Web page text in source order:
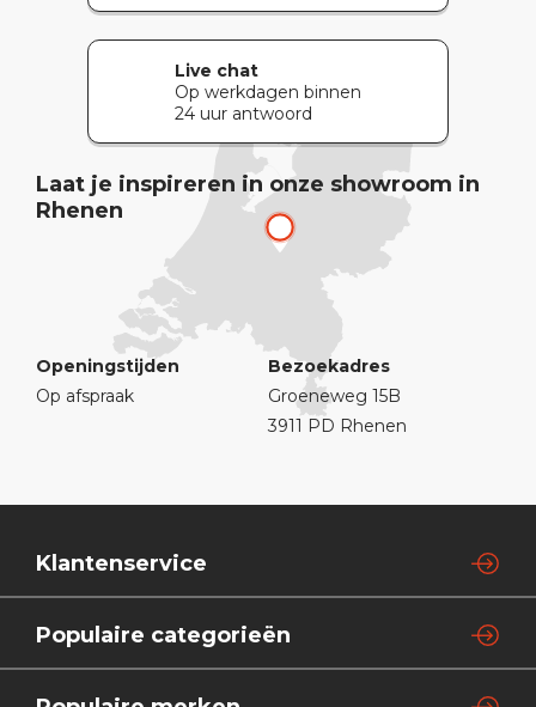
Live chat
Op werkdagen binnen
24 uur antwoord
Laat je inspireren in onze showroom in
Rhenen
Openingstijden
Op afspraak
Bezoekadres
Groeneweg 15B
3911 PD Rhenen
Klantenservice
Populaire categorieën